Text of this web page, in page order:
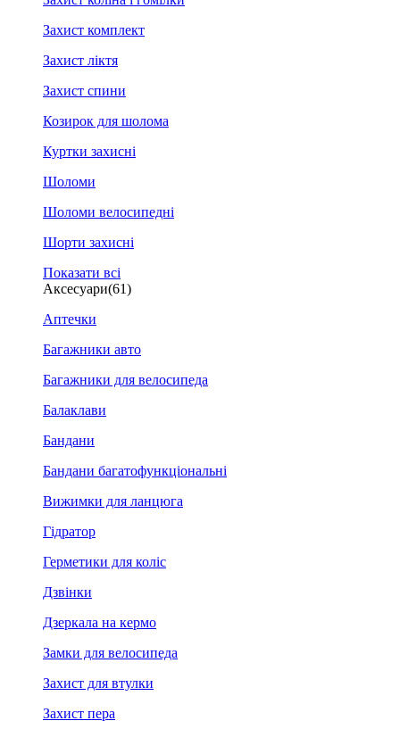
Захист комплект
Захист ліктя
Захист спини
Козирок для шолома
Куртки захисні
Шоломи
Шоломи велосипедні
Шорти захисні
Показати всі
Аксесуари(61)
Аптечки
Багажники авто
Багажники для велосипеда
Балаклави
Бандани
Бандани багатофункціональні
Вижимки для ланцюга
Гідратор
Герметики для коліс
Дзвінки
Дзеркала на кермо
Замки для велосипеда
Захист для втулки
Захист пера